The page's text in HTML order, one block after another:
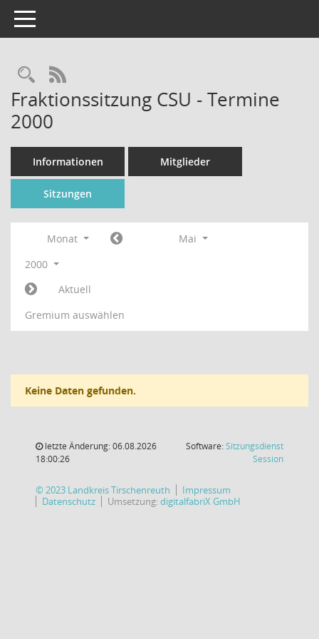
Toggle navigation
Rechercheauswahl
RSS-Feed
Fraktionssitzung CSU - Termine
2000
Informationen Mitglieder
Sitzungen
Monat
Mai
2000
Aktuell
Gremium auswählen
Keine Daten gefunden.
letzte Änderung: 06.08.2026
18:00:26
Software:Sitzungsdienst
Session(Wird in
© 2023 Landkreis Tirschenreuth
Impressum
Datenschutz
Umsetzung:digitalfabriX GmbH